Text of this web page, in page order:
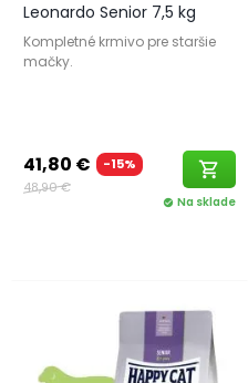
Leonardo Senior 7,5 kg
Kompletné krmivo pre staršie
mačky.
41,80 €
-15%
48,90 €
shopping_cart
check_circle Na sklade